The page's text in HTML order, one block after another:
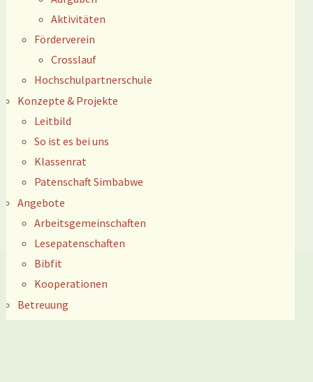
Aktivitäten
Förderverein
Crosslauf
Hochschulpartnerschule
Konzepte & Projekte
Leitbild
So ist es bei uns
Klassenrat
Patenschaft Simbabwe
Angebote
Arbeitsgemeinschaften
Lesepatenschaften
Bibfit
Kooperationen
Betreuung